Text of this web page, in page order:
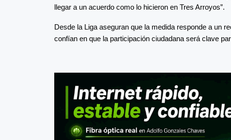
llegar a un acuerdo como lo hicieron en Tres Arroyos”.
Desde la Liga aseguran que la medida responde a un
confían en que la participación ciudadana será clave